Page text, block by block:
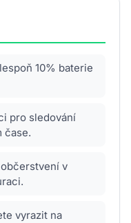
10% baterie
pro sledování
čase.
v
vyrazit na